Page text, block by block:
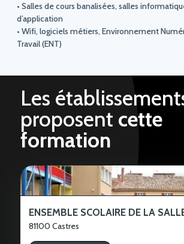
• Salles de cours banalisées, salles
d’application
• Wifi, logiciels métiers, Environnement
Travail (ENT)
Les
proposent cette
formation
81100 Castres
ENSEMBLE SCOLAIRE DE LA